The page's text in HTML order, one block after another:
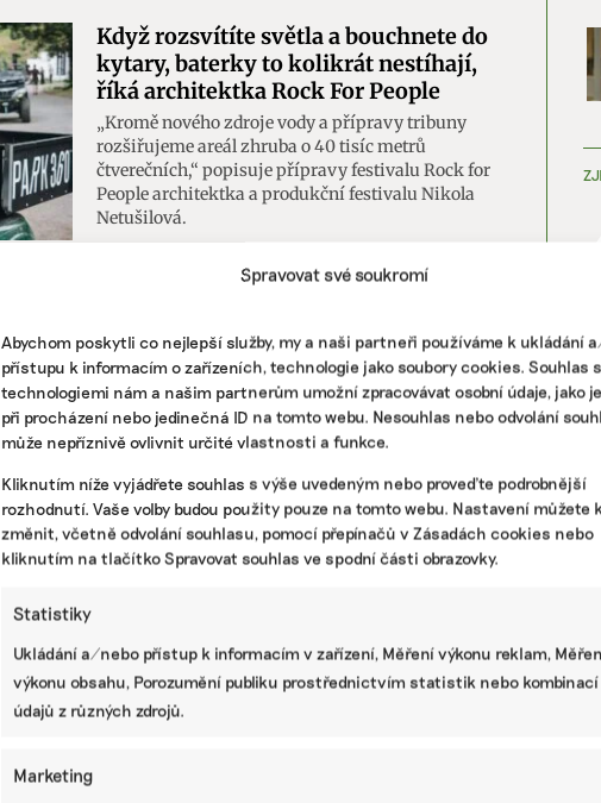
Spravovat své soukromí
Abychom poskytli co nejlepší služby, my a naši partneři používáme k ukládání
přístupu k informacím o zařízeních, technologie jako soubory cookies. Souhlas
technologiemi nám a našim partnerům umožní zpracovávat osobní údaje, jako
při procházení nebo jedinečná ID na tomto webu. Nesouhlas nebo odvolání
může nepříznivě ovlivnit určité vlastnosti a funkce.
Kliknutím níže vyjádřete souhlas s výše uvedeným nebo proveďte podrobnější
rozhodnutí. Vaše volby budou použity pouze na tomto webu. Nastavení můžete
změnit, včetně odvolání souhlasu, pomocí přepínačů v Zásadách cookies nebo
kliknutím na tlačítko Spravovat souhlas ve spodní části obrazovky.
Statistiky
Ukládání a/nebo přístup k informacím v zařízení, Měření výkonu reklam,
výkonu obsahu, Porozumění publiku prostřednictvím statistik nebo kombinací
údajů z různých zdrojů.
Marketing
Když rozsvítíte světla a bouchnete do
kytary, baterky to kolikrát nestíhají,
říká architektka Rock For People
„Kromě nového zdroje vody a přípravy tribuny
rozšiřujeme areál zhruba o 40 tisíc metrů
čtverečních,“ popisuje přípravy festivalu Rock for
People architektka a produkční festivalu Nikola
Netušilová.
hudební festivaly,Nikola Netušilová,Rock for People
Lidl loni prodal 1,8 milionu tašek se
zlevněnými potravinami, v Penny si ji
každý měsíc koupí 44 tisíc lidí
Tašky se zlevněnými potravinami se v některých
řetězcích ujaly a pomáhají jim snižovat objem
v Lidlu, Bille a Penny za ceny od 40 do 80 korun.
Albert zlevňuje pečivo před zavírací dobou a
z potravinových přebytků vaří pro zaměstnance.
Slýchávala jsem, že jsem strašná
matka, protože v půl roce věku dítěte